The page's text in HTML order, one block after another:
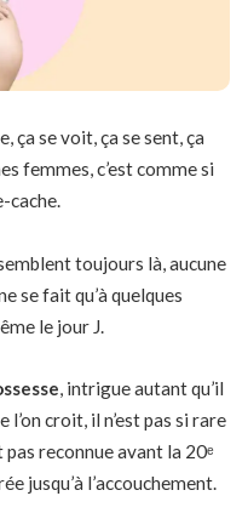
ça se voit, ça se sent, ça
femmes, c’est comme si
cache.
toujours là, aucune
se fait qu’à quelques
le jour J.
, intrigue autant qu’il
croit, il n’est pas si rare
pas reconnue avant la 20ᵉ
jusqu’à l’accouchement.